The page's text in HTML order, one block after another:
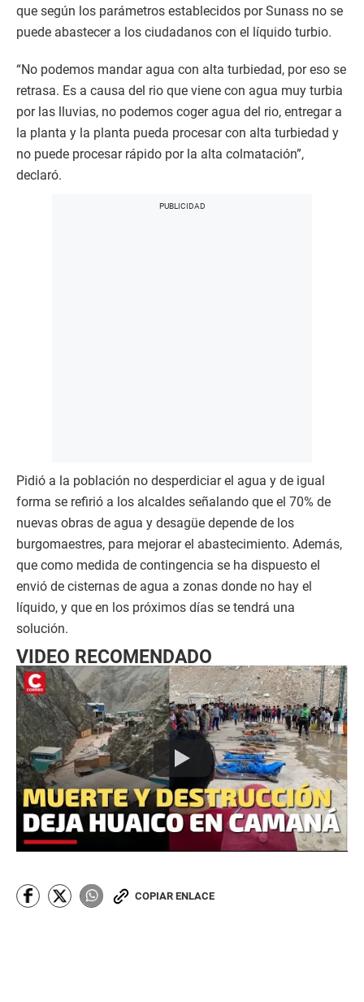
que según los parámetros establecidos por Sunass no se
puede abastecer a los ciudadanos con el líquido turbio.
“No podemos mandar agua con alta turbiedad, por eso se
retrasa. Es a causa del rio que viene con agua muy turbia
por las lluvias, no podemos coger agua del rio, entregar a
la planta y la planta pueda procesar con alta turbiedad y
no puede procesar rápido por la alta colmatación”,
declaró.
Pidió a la población no desperdiciar el agua y de igual
forma se refirió a los alcaldes señalando que el 70% de
nuevas obras de agua y desagüe depende de los
burgomaestres, para mejorar el abastecimiento. Además,
que como medida de contingencia se ha dispuesto el
envió de cisternas de agua a zonas donde no hay el
líquido, y que en los próximos días se tendrá una
solución.
VIDEO RECOMENDADO
COPIAR ENLACE